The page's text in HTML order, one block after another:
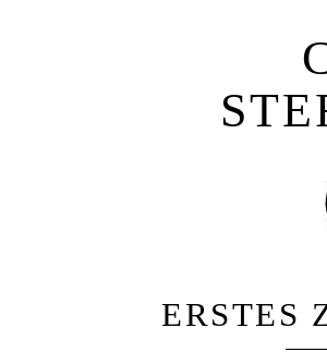
ERSTES